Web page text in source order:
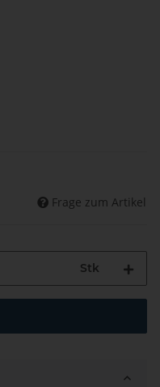
Frage zum Artikel
Stk